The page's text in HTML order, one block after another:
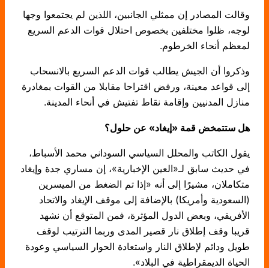
وقالت المصادر إن ممثلي الجانبين، اللذين لم يجتمعوا وجها
لوجه، ظلوا مختلفين بخصوص احتلال قوات الدعم السريع
لمعظم أنحاء الخرطوم.
وذكروا أن الجيش يطالب قوات الدعم السريع بالانسحاب
إلى قواعد معينة، ورفض اقتراحا مقابلا من القوات بمغادرة
منازل المدنيين وإقامة نقاط تفتيش في أنحاء المدينة.
هل ستتمخض قمة «إيغاد» عن حلول؟
يقول الكاتب والمحلل السياسي السوداني محمد الأسباط،
في حديث سابق لـ«العين الإخبارية»، إن مساري جدة وإيغاد
متكاملان، مشيرًا إلى أنه «إذا تم الضغط من الميسرين
(السعودية وأمريكا) بالإضافة إلى موقف الإيغاد والاتحاد
الأفريقي، وبعض الدول المؤثرة، فمن المتوقع أن نشهد
قريبا وقف إطلاق نار قصير المدى وربما الترتيب لوقف
طويل ودائم لإطلاق النار واستعادة الحوار السياسي وعودة
الحياة الديمقراطية في البلاد».